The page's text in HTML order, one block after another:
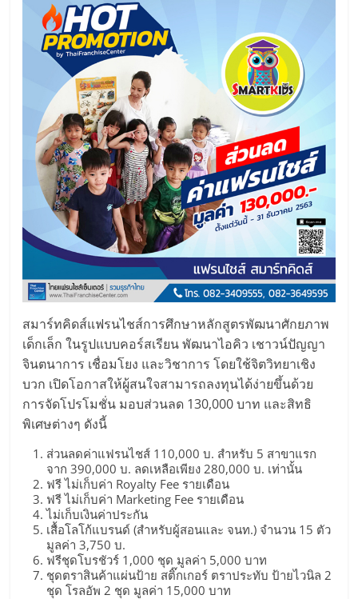
พร้อม
ปรึกษา
บริการ
พัฒนา
รน
สมาร์ทคิดส์แฟรนไชส์การศึกษาหลักสูตรพัฒนาศักยภาพ
เด็กเล็ก ในรูปแบบคอร์สเรียน พัฒนาไอคิว เชาวน์ปัญญา
จินตนาการ เชื่อมโยง และวิชาการ โดยใช้จิตวิทยาเชิง
บวก เปิดโอกาสให้ผู้สนใจสามารถลงทุนได้ง่ายขึ้นด้วย
การจัดโปรโมชั่น มอบส่วนลด 130,000 บาท และสิทธิ
พิเศษต่างๆ ดังนี้
ส่วนลดค่าแฟรนไชส์ 110,000 บ. สำหรับ 5 สาขาแรก
จาก 390,000 บ. ลดเหลือเพียง 280,000 บ. เท่านั้น
ฟรี ไม่เก็บค่า Royalty Fee รายเดือน
ฟรี ไม่เก็บค่า Marketing Fee รายเดือน
ไม่เก็บเงินค่าประกัน
เสื้อโลโก้แบรนด์ (สำหรับผู้สอนและ จนท.) จำนวน 15 ตัว
มูลค่า 3,750 บ.
ฟรีชุดโบรชัวร์ 1,000 ชุด มูลค่า 5,000 บาท
ชุดตราสินค้าแผ่นป้าย สติ๊กเกอร์ ตราประทับ ป้ายไวนิล 2
ชุด โรลอัพ 2 ชุด มูลค่า 15,000 บาท